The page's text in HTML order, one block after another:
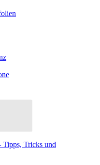
Tipps, Tricks und